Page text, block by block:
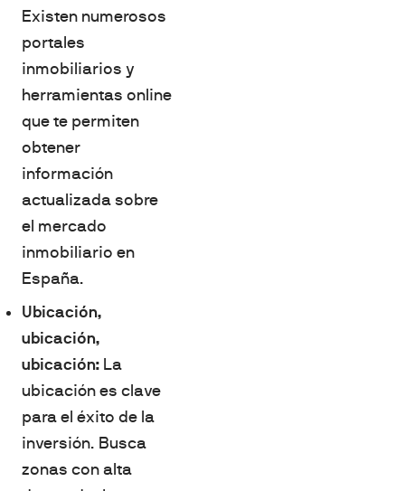
Existen numerosos
portales
inmobiliarios y
herramientas online
que te permiten
obtener
información
actualizada sobre
el mercado
inmobiliario en
España.
Ubicación,
ubicación,
ubicación: La
ubicación es clave
para el éxito de la
inversión. Busca
zonas con alta